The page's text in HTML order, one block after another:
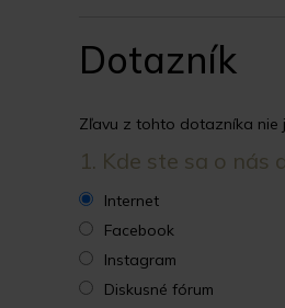
Dotazník
Zľavu z tohto dotazníka nie
1. Kde ste sa o nás
Internet
Facebook
Instagram
Diskusné fórum